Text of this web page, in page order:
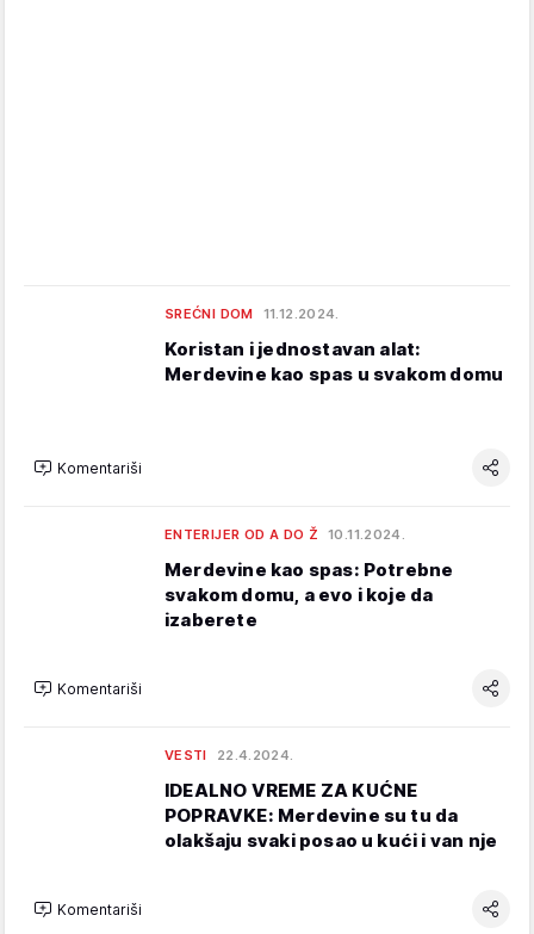
SREĆNI DOM 11.12.2024.
Koristan i jednostavan alat:
Merdevine kao spas u svakom domu
Komentariši
ENTERIJER OD A DO Ž 10.11.2024.
Merdevine kao spas: Potrebne
svakom domu, a evo i koje da
izaberete
Komentariši
VESTI 22.4.2024.
IDEALNO VREME ZA KUĆNE
POPRAVKE: Merdevine su tu da
olakšaju svaki posao u kući i van nje
Komentariši